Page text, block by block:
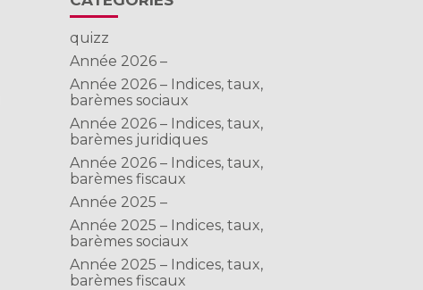
sidebar
quizz
Année 2026 –
Année 2026 – Indices, taux,
barèmes sociaux
Année 2026 – Indices, taux,
barèmes juridiques
Année 2026 – Indices, taux,
barèmes fiscaux
Année 2025 –
Année 2025 – Indices, taux,
barèmes sociaux
Année 2025 – Indices, taux,
barèmes fiscaux